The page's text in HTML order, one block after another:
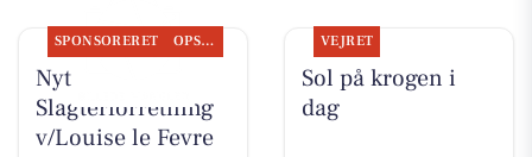
SPONSORERET OPSLAGSTAVLEN
Nyt fra Elling
Slagterforretning
v/Louise le Fevre
VEJRET
Sol på krogen i
dag